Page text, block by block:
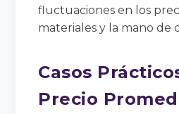
fluctuaciones en los
materiales y la mano de
Casos
Precio